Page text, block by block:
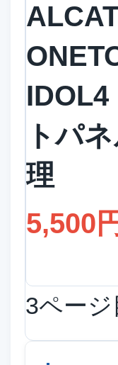
IDOL4
トパ
理
5,500
3ページ